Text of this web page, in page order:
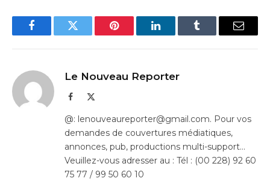
FacebookTwitter Pinterest LinkedInTumblr Email
Le Nouveau Reporter
Facebook
@: lenouveaureporter@gmail.com. Pour vos
demandes de couvertures médiatiques,
annonces, pub, productions multi-support…
Veuillez-vous adresser au : Tél : (00 228) 92 60
75 77 / 99 50 60 10